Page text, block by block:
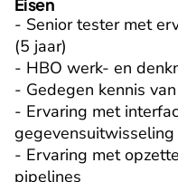
- Senior tester met
(5 jaar)
- HBO werk- en
- Gedegen kennis
- Ervaring met
gegevensuitwisseling
- Ervaring met
pipelines